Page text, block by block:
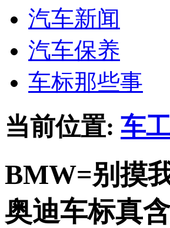
汽车新闻
汽车保养
车标那些事
当前位置: 车
BMW=别摸
奥迪车标真